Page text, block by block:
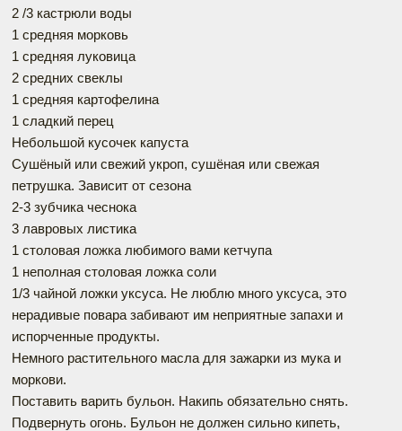
2 /3 кастрюли воды
1 средняя морковь
1 средняя луковица
2 средних свеклы
1 средняя картофелина
1 сладкий перец
Небольшой кусочек капуста
Сушёный или свежий укроп, сушёная или свежая
петрушка. Зависит от сезона
2-3 зубчика чеснока
3 лавровых листика
1 столовая ложка любимого вами кетчупа
1 неполная столовая ложка соли
1/3 чайной ложки уксуса. Не люблю много уксуса, это
нерадивые повара забивают им неприятные запахи и
испорченные продукты.
Немного растительного масла для зажарки из мука и
моркови.
Поставить варить бульон. Накипь обязательно снять.
Подвернуть огонь. Бульон не должен сильно кипеть,